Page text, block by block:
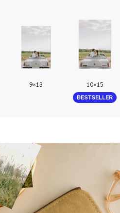
9×13 10×15
BESTSELLER